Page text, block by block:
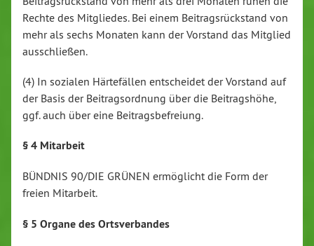
Rechte des Mitgliedes. Bei einem Beitragsrückstand von
mehr als sechs Monaten kann der Vorstand das Mitglied
ausschließen.
(4) In sozialen Härtefällen entscheidet der Vorstand auf
der Basis der Beitragsordnung über die Beitragshöhe,
ggf. auch über eine Beitragsbefreiung.
§ 4 Mitarbeit
BÜNDNIS 90/DIE GRÜNEN ermöglicht die Form der
freien Mitarbeit.
§ 5 Organe des Ortsverbandes